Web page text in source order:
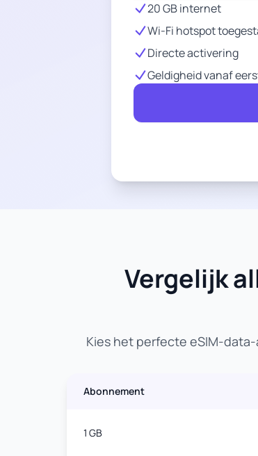
20 GB internet
Wi-Fi hotspot
Directe activering
Geldigheid vanaf
Vergelijk
Kies het perfecte eSIM-
Abonnement
1 GB